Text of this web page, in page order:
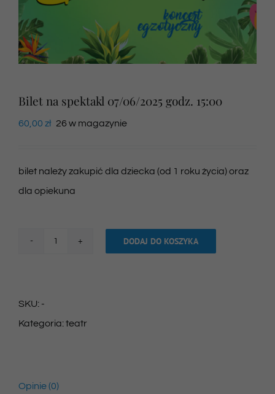
Newsletter
Kontakt
Bilet na spektakl 07/06/2025 godz. 15:00
60,00 zł 26 w magazynie
bilet należy zakupić dla dziecka (od 1 roku życia) oraz
dla opiekuna
07/06/2025
DODAJ DO KOSZYKA
SKU: -
Kategoria:teatr
Opinie (0)